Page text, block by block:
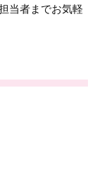
当者までお気軽